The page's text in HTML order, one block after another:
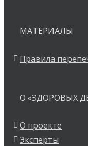
МАТЕРИАЛЫ
Правила
О «ЗДОРОВЫХ
О проекте
Эксперты